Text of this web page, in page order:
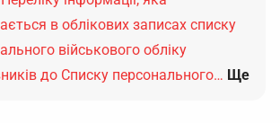
в облікових записах списку
військового обліку
до Списку персонального… Ще